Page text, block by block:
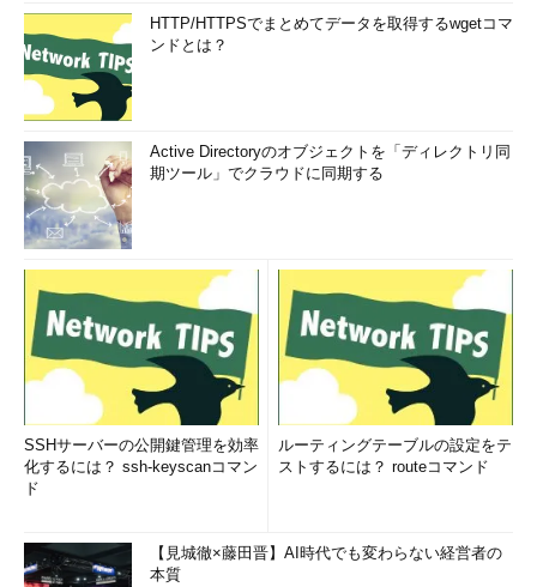
HTTP/HTTPSでまとめてデータを取得するwgetコマ
ンドとは？
Active Directoryのオブジェクトを「ディレクトリ同
期ツール」でクラウドに同期する
SSHサーバーの公開鍵管理を効率
化するには？ ssh-keyscanコマン
ド
ルーティングテーブルの設定をテ
ストするには？ routeコマンド
【見城徹×藤田晋】AI時代でも変わらない経営者の
本質